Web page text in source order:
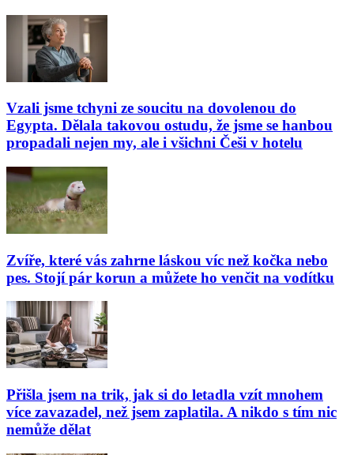
Vzali jsme tchyni ze soucitu na dovolenou do
Egypta. Dělala takovou ostudu, že jsme se hanbou
propadali nejen my, ale i všichni Češi v hotelu
Zvíře, které vás zahrne láskou víc než kočka nebo
pes. Stojí pár korun a můžete ho venčit na vodítku
Přišla jsem na trik, jak si do letadla vzít mnohem
více zavazadel, než jsem zaplatila. A nikdo s tím nic
nemůže dělat